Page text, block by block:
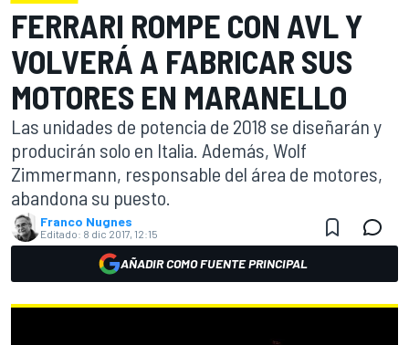
FERRARI ROMPE CON AVL Y
VOLVERÁ A FABRICAR SUS
MOTORES EN MARANELLO
Las unidades de potencia de 2018 se diseñarán y
producirán solo en Italia. Además, Wolf
Zimmermann, responsable del área de motores,
abandona su puesto.
Franco Nugnes
Editado: 8 dic 2017, 12:15
AÑADIR COMO FUENTE PRINCIPAL